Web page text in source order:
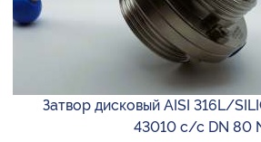
Затвор дисковый AISI 316L/
43010 с/с DN 80